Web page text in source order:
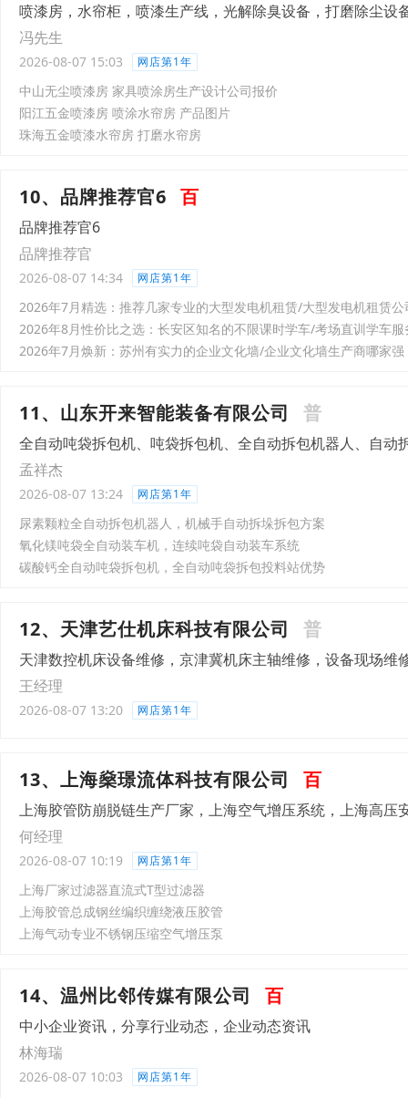
喷漆房，水帘柜，喷漆生产线，光解除臭设备，打磨除尘设
冯先生
2026-08-07 15:03 网店第1年
中山无尘喷漆房 家具喷涂房生产设计公司报价
阳江五金喷漆房 喷涂水帘房 产品图片
珠海五金喷漆水帘房 打磨水帘房
10、品牌推荐官6 百
品牌推荐官6
品牌推荐官
2026-08-07 14:34 网店第1年
2026年7月精选：推荐几家专业的大型发电机租赁/大型发电机租赁公
2026年8月性价比之选：长安区知名的不限课时学车/考场直训学车
2026年7月焕新：苏州有实力的企业文化墙/企业文化墙生产商哪家强
11、山东开来智能装备有限公司 普
全自动吨袋拆包机、吨袋拆包机、全自动拆包机器人、自动
孟祥杰
2026-08-07 13:24 网店第1年
尿素颗粒全自动拆包机器人，机械手自动拆垛拆包方案
氧化镁吨袋全自动装车机，连续吨袋自动装车系统
碳酸钙全自动吨袋拆包机，全自动吨袋拆包投料站优势
12、天津艺仕机床科技有限公司 普
天津数控机床设备维修，京津冀机床主轴维修，设备现场维
王经理
2026-08-07 13:20 网店第1年
13、上海燊璟流体科技有限公司 百
上海胶管防崩脱链生产厂家，上海空气增压系统，上海高压
何经理
2026-08-07 10:19 网店第1年
上海厂家过滤器直流式T型过滤器
上海胶管总成钢丝编织缠绕液压胶管
上海气动专业不锈钢压缩空气增压泵
14、温州比邻传媒有限公司 百
中小企业资讯，分享行业动态，企业动态资讯
林海瑞
2026-08-07 10:03 网店第1年